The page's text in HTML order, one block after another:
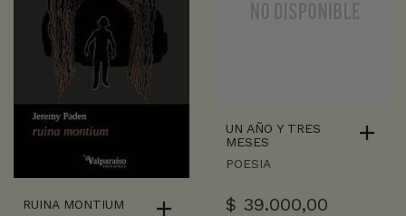
RUINA MONTIUM
UN AÑO Y TRES
MESES
POESIA
$ 39.000,00